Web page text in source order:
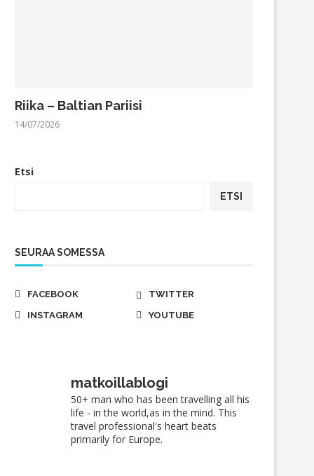
Riika – Baltian Pariisi
14/07/2026
Etsi
ETSI
SEURAA SOMESSA
FACEBOOK
TWITTER
INSTAGRAM
YOUTUBE
matkoillablogi
50+ man who has been travelling all his
life - in the world,as in the mind. This
travel professional's heart beats
primarily for Europe.